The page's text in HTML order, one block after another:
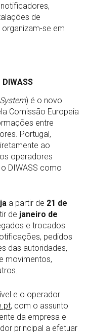
de
se em
) é o novo
Comissão Europeia
entre
Portugal,
ao
operadores
DIWASS como
a partir de 21 de
de janeiro de
e trocados
pedidos
das autoridades,
movimentos,
e o operador
, com o assunto
da empresa e
principal a efetuar